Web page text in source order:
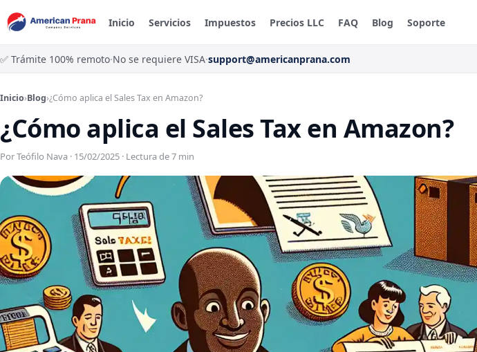
Inicio Servicios Impuestos Precios LLC FAQ Blog Soporte
✅ Trámite 100% remoto·No se requiere VISA·support@americanprana.com
Inicio›Blog›¿Cómo aplica el Sales Tax en Amazon?
¿Cómo aplica el Sales Tax en Amazon?
Por Teófilo Nava · 15/02/2025 · Lectura de 7 min